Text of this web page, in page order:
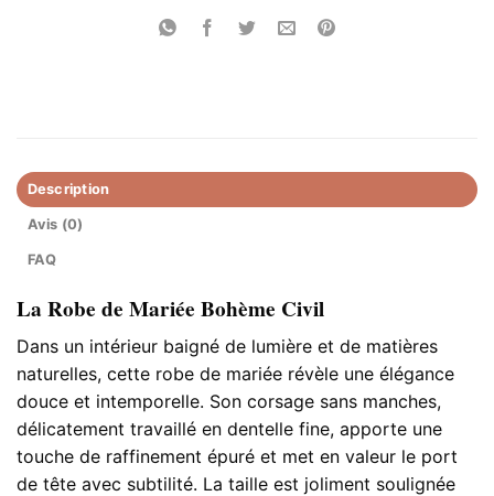
Description
Avis (0)
FAQ
La Robe de Mariée Bohème Civil
Dans un intérieur baigné de lumière et de matières
naturelles, cette robe de mariée révèle une élégance
douce et intemporelle. Son corsage sans manches,
délicatement travaillé en dentelle fine, apporte une
touche de raffinement épuré et met en valeur le port
de tête avec subtilité. La taille est joliment soulignée